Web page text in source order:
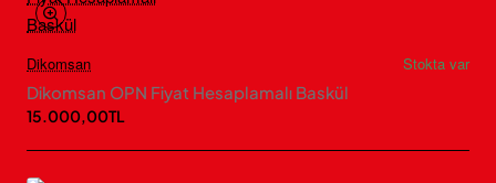
Dikomsan
Stokta var
Dikomsan OPN Fiyat Hesaplamalı Baskül
15.000,00TL